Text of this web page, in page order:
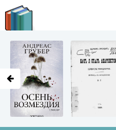
LITMIR.ORG